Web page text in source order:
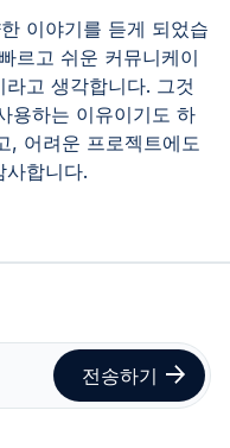
이야기를 듣게 되었습
르고 쉬운 커뮤니케이
고 생각합니다. 그것
용하는 이유이기도 하
, 어려운 프로젝트에도
합니다.